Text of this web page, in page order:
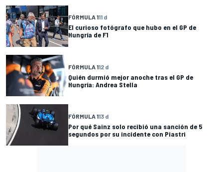
FÓRMULA 111 d
El curioso fotógrafo que hubo en el GP de
Hungría de F1
FÓRMULA 112 d
Quién durmió mejor anoche tras el GP de
Hungría: Andrea Stella
FÓRMULA 113 d
Por qué Sainz solo recibió una sanción de 5
segundos por su incidente con Piastri